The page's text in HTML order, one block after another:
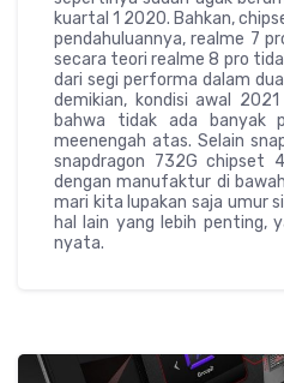
kuartal 1 2020. Bahkan,
pendahuluannya, realme 7
secara teori realme 8 pro
dari segi performa dalam
demikian, kondisi awal
bahwa tidak ada banyak
meenengah atas. Selain
snapdragon 732G chipset
dengan manufaktur di
mari kita lupakan saja umur
hal lain yang lebih penting,
nyata.